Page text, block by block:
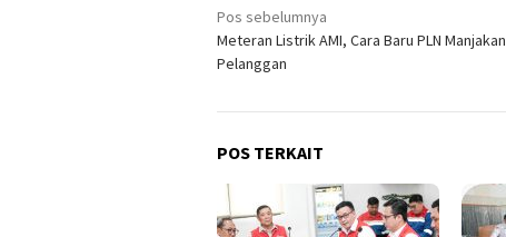
Navigasi
pos
Pos sebelumnya
Meteran Listrik AMI, Cara Baru PLN Manjakan
Pelanggan
POS TERKAIT